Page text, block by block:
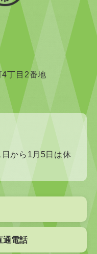
丁目2番地
から1月5日は休
通電話